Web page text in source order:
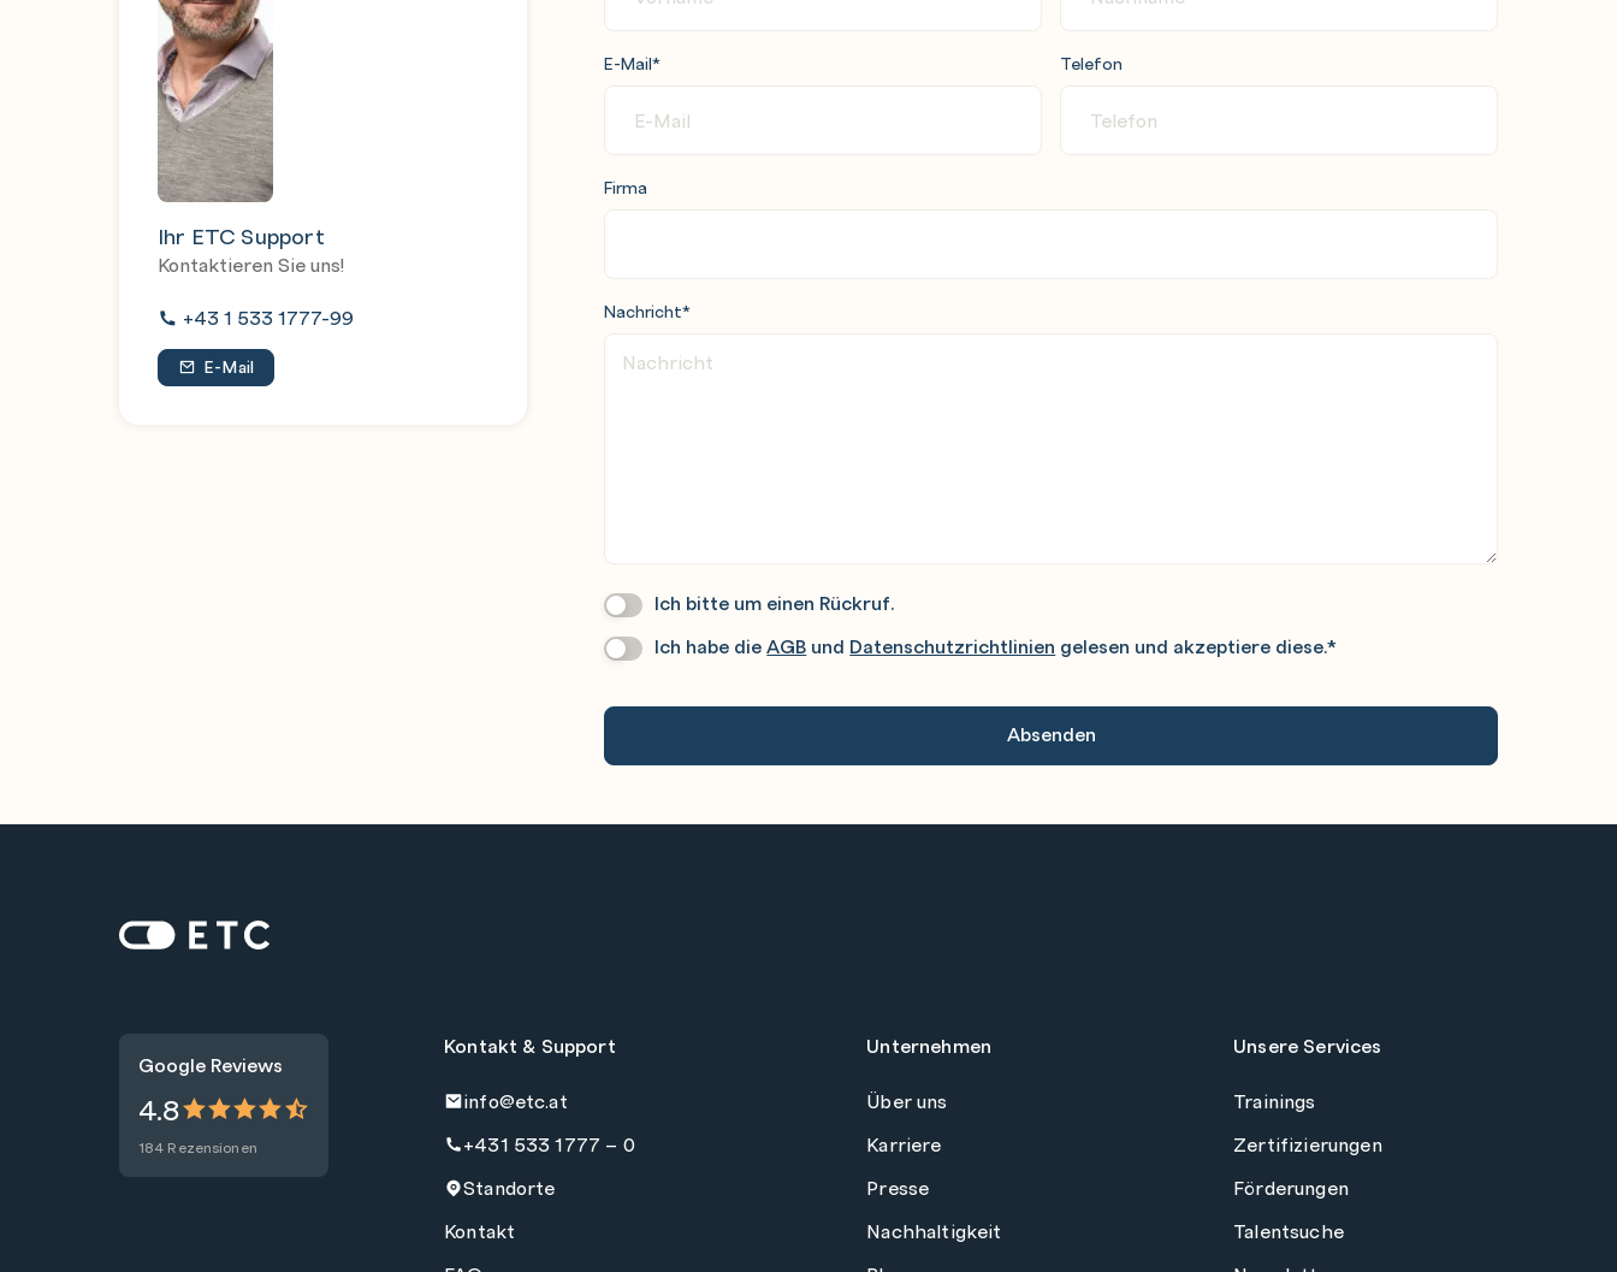
Create databases and tables
Create queries and dashboards
Run Azure Databricks Notebooks with Azure Data Factory
Understand Azure Databricks notebooks and pipelines
Create a linked service for Azure Databricks
Use parameters in a notebook
Ihr ETC Support
Kontaktieren Sie uns!
+43 1 533 1777-99
E-Mail
E-Mail* Telefon
Firma
Nachricht*
Wir
Sie
An.
Ich bitte um einen Rückruf.
Datenschutz*
Ich habe dieAGB und Datenschutzrichtlinien gelesen und akzeptiere diese.*
Zur Startseite: ETC
Google Reviews
4.8
184 Rezensionen
Kontakt & Support
info@etc.at
+431 533 1777 – 0
Standorte
Kontakt
Unternehmen
Über uns
Karriere
Presse
Nachhaltigkeit
Unsere Services
Trainings
Zertifizierungen
Förderungen
Talentsuche